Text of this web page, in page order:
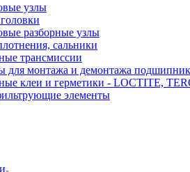
узлы
разборные узлы
сальники
трансмиссии
для монтажа и демонтажа
клеи и герметики - LOCTITE,
элементы